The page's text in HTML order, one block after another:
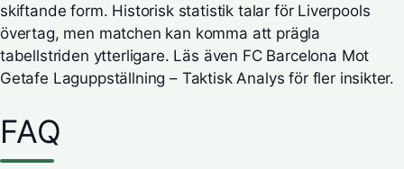
skiftande form. Historisk statistik talar för Liverpools
övertag, men matchen kan komma att prägla
tabellstriden ytterligare. Läs även FC Barcelona Mot
Getafe Laguppställning – Taktisk Analys för fler insikter.
FAQ